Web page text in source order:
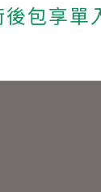
後包享